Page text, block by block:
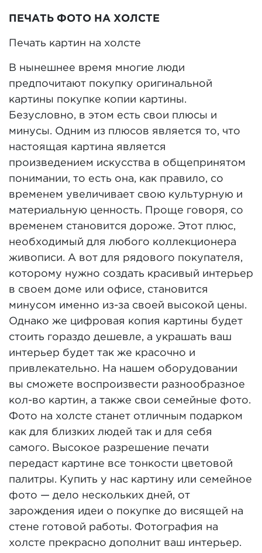
ПЕЧАТЬ ФОТО НА ХОЛСТЕ
Печать картин на холсте
В нынешнее время многие люди
предпочитают покупку оригинальной
картины покупке копии картины.
Безусловно, в этом есть свои плюсы и
минусы. Одним из плюсов является то, что
настоящая картина является
произведением искусства в общепринятом
понимании, то есть она, как правило, со
временем увеличивает свою культурную и
материальную ценность. Проще говоря, со
временем становится дороже. Этот плюс,
необходимый для любого коллекционера
живописи. А вот для рядового покупателя,
которому нужно создать красивый интерьер
в своем доме или офисе, становится
минусом именно из-за своей высокой цены.
Однако же цифровая копия картины будет
стоить гораздо дешевле, а украшать ваш
интерьер будет так же красочно и
привлекательно. На нашем оборудовании
вы сможете воспроизвести разнообразное
кол-во картин, а также свои семейные фото.
Фото на холсте станет отличным подарком
как для близких людей так и для себя
самого. Высокое разрешение печати
передаст картине все тонкости цветовой
палитры. Купить у нас картину или семейное
фото — дело нескольких дней, от
зарождения идеи о покупке до висящей на
стене готовой работы. Фотография на
холсте прекрасно дополнит ваш интерьер.